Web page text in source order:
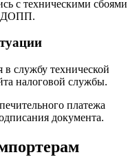
с техническими сбоями
ДОПП.
службу технической
налоговой службы.
платежа
документа.